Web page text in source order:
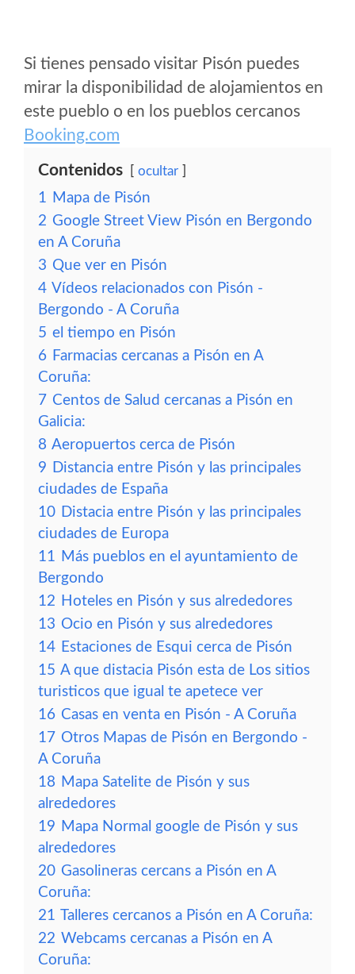
Si tienes pensado visitar Pisón puedes
mirar la disponibilidad de alojamientos en
este pueblo o en los pueblos cercanos
Booking.com
Contenidos ocultar
1 Mapa de Pisón
2 Google Street View Pisón en Bergondo
en A Coruña
3 Que ver en Pisón
4 Vídeos relacionados con Pisón -
Bergondo - A Coruña
5 el tiempo en Pisón
6 Farmacias cercanas a Pisón en A
Coruña:
7 Centos de Salud cercanas a Pisón en
Galicia:
8 Aeropuertos cerca de Pisón
9 Distancia entre Pisón y las principales
ciudades de España
10 Distacia entre Pisón y las principales
ciudades de Europa
11 Más pueblos en el ayuntamiento de
Bergondo
12 Hoteles en Pisón y sus alrededores
13 Ocio en Pisón y sus alrededores
14 Estaciones de Esqui cerca de Pisón
15 A que distacia Pisón esta de Los sitios
turisticos que igual te apetece ver
16 Casas en venta en Pisón - A Coruña
17 Otros Mapas de Pisón en Bergondo -
A Coruña
18 Mapa Satelite de Pisón y sus
alrededores
19 Mapa Normal google de Pisón y sus
alrededores
20 Gasolineras cercans a Pisón en A
Coruña:
21 Talleres cercanos a Pisón en A Coruña:
22 Webcams cercanas a Pisón en A
Coruña: